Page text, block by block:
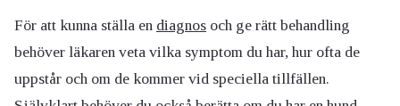
För att kunna ställa en diagnos och ge rätt behandling
behöver läkaren veta vilka symptom du har, hur ofta de
uppstår och om de kommer vid speciella tillfällen.